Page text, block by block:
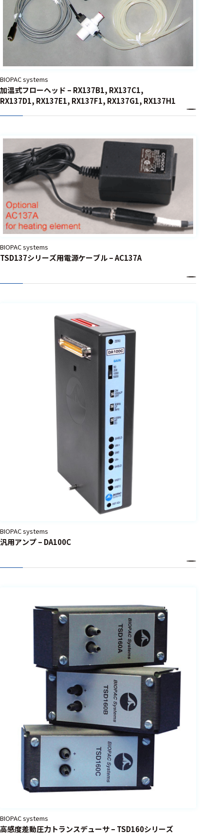
BIOPAC systems
加温式フローヘッド – RX137B1, RX137C1,
RX137D1, RX137E1, RX137F1, RX137G1, RX137H1
BIOPAC systems
TSD137シリーズ用電源ケーブル – AC137A
BIOPAC systems
汎用アンプ – DA100C
BIOPAC systems
高感度差動圧力トランスデューサ – TSD160シリーズ